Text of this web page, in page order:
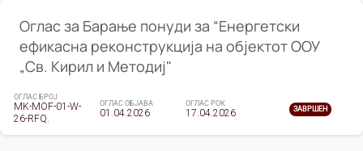
Оглас за Барање понуди за “Енергетски
ефикасна реконструкција на објектот ООУ
„Св. Кирил и Методиј"
ОГЛАС БРОЈ
MK-MOF-01-W-
26-RFQ.
ОГЛАС ОБЈАВА
01.04.2026
ОГЛАС РОК
17.04.2026 ЗАВРШЕН